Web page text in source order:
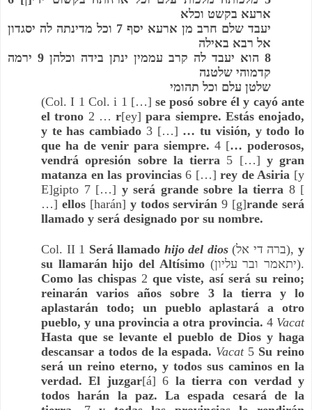
ארעא בקשט וכלא
אל רבא באילה
קדמוהי שלטנה
שלטן עלם וכל תהומי
(Col. I 1 Col. i 1 […] se posó sobre él y cayó ante
el trono 2 … r[ey] para siempre. Estás enojado,
y te has cambiado 3 […] … tu visión, y todo lo
que ha de venir para siempre. 4 [… poderosos,
vendrá opresión sobre la tierra 5 […] y gran
matanza en las provincias 6 […] rey de Asiria [y
E]gipto 7 […] y será grande sobre la tierra 8 [
…] ellos [harán] y todos servirán 9 [g]rande será
llamado y será designado por su nombre.
Col. II 1 Será llamado hijo del dios (ברה די אל), y
su llamarán hijo del Altísimo
Como las chispas 2 que viste, así será su reino;
reinarán varios años sobre 3 la tierra y lo
aplastarán todo; un pueblo aplastará a otro
pueblo, y una provincia a otra provincia. 4
Vacat
Hasta que se levante el pueblo de Dios y haga
descansar a todos de la espada. Vacat 5 Su reino
será un reino eterno, y todos sus caminos en la
verdad. El juzgar[á] 6 la tierra con verdad y
todos harán la paz. La espada cesará de la